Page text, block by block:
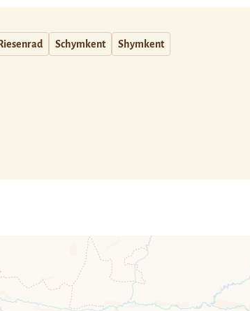
Riesenrad Schymkent Shymkent